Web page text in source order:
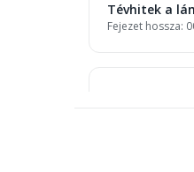
Tévhitek a
Fejezet hossza: